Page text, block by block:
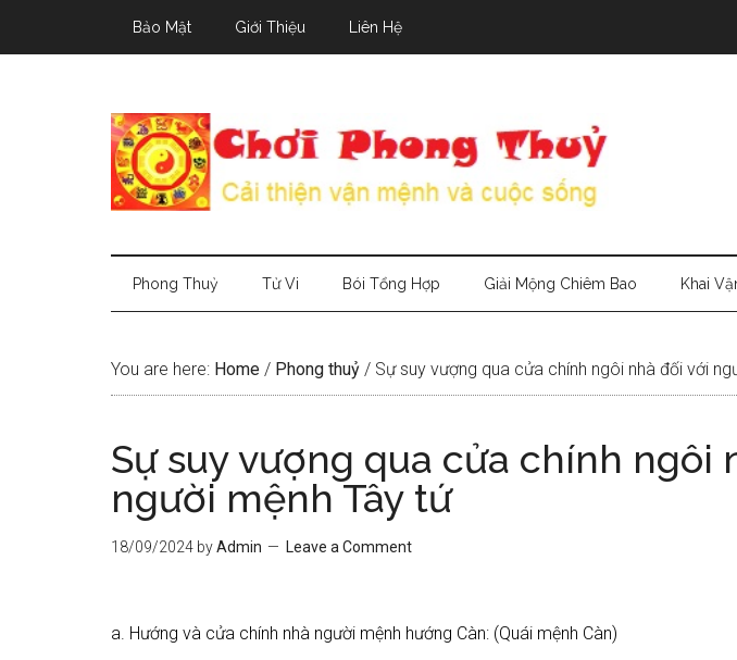
Bảo Mật Giới Thiệu Liên Hệ
Phong Thuỷ Tử Vi Bói Tổng Hợp Giải Mộng Chiêm Bao Khai
You are here: Home / Phong thuỷ / Sự suy vượng qua cửa chính ngôi nhà đối với
Sự suy vượng qua cửa chính ngôi
người mệnh Tây tứ
18/09/2024 byAdmin Leave a Comment
a. Hướng và cửa chính nhà người mệnh hướng Càn: (Quái mệnh Càn)